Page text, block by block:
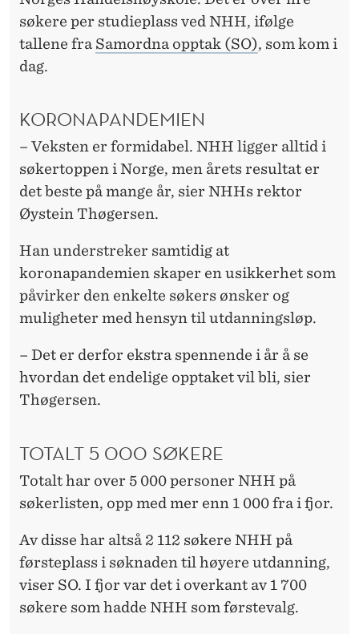
søkere per studieplass ved NHH, ifølge
tallene fra Samordna opptak (SO), som kom i
dag.
KORONAPANDEMIEN
– Veksten er formidabel. NHH ligger alltid i
søkertoppen i Norge, men årets resultat er
det beste på mange år, sier NHHs rektor
Øystein Thøgersen.
Han understreker samtidig at
koronapandemien skaper en usikkerhet som
påvirker den enkelte søkers ønsker og
muligheter med hensyn til utdanningsløp.
– Det er derfor ekstra spennende i år å se
hvordan det endelige opptaket vil bli, sier
Thøgersen.
TOTALT 5 000 SØKERE
Totalt har over 5 000 personer NHH på
søkerlisten, opp med mer enn 1 000 fra i fjor.
Av disse har altså 2 112 søkere NHH på
førsteplass i søknaden til høyere utdanning,
viser SO. I fjor var det i overkant av 1 700
søkere som hadde NHH som førstevalg.